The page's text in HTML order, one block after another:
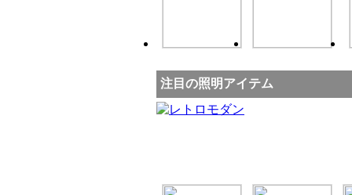
注目の照明アイテム